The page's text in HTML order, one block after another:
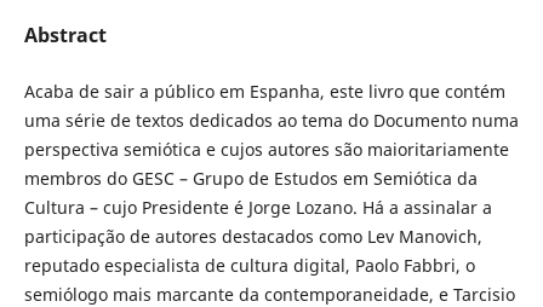
Abstract
Acaba de sair a público em Espanha, este livro que contém
uma série de textos dedicados ao tema do Documento numa
perspectiva semiótica e cujos autores são maioritariamente
membros do GESC – Grupo de Estudos em Semiótica da
Cultura – cujo Presidente é Jorge Lozano. Há a assinalar a
participação de autores destacados como Lev Manovich,
reputado especialista de cultura digital, Paolo Fabbri, o
semiólogo mais marcante da contemporaneidade, e Tarcisio